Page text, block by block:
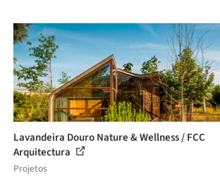
Lavandeira Douro Nature & Wellness / FCC
Arquitectura
Projetos